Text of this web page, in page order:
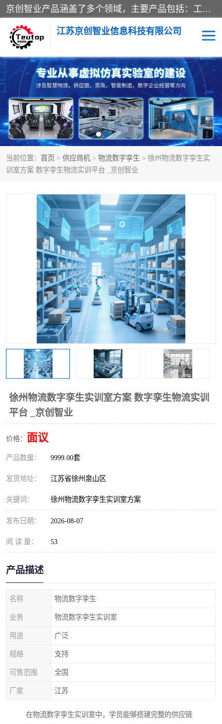
京创智业产品涵盖了多个领域，主要产品包括：工业4.0生产线解决方案，智慧物流综合实训室，教学设备与实验室建设，虚拟仿真实验室等。公司将秉持“创新、执着、诚信、共赢”的理念，以“将服务当作使命”为核心价值观，致力于为客户创造价值，与客户、合作伙伴和员工共同成长。
江苏京创智业信息科技有限公司
当前位置： 首页 > 供应商机 > 物流数字孪生 > 徐州物流数字孪生实
训室方案 数字孪生物流实训平台 _京创智业
徐州物流数字孪生实训室方案 数字孪生物流实训
平台 _京创智业
价格： 面议
产品数量： 9999.00套
发货地址： 江苏省徐州泉山区
关键词： 徐州物流数字孪生实训室方案
发布日期： 2026-08-07
阅 读 量： 53
产品描述
名称 物流数字孪生
业务 物流数字孪生实训室
用途 广泛
规格 支持
可售范围 全国
厂家 江苏
在物流数字孪生实训室中，学员能够搭建完整的供应链
VR物流实训 低碳供应链
生产系统仿真 冷链物流
供应链管理 思政
智慧零售实训 智能制造
物流数字孪生 数字企业经营
工业工程实训室